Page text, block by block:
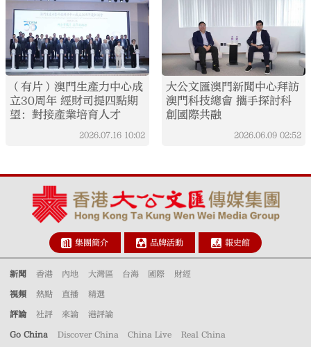
（有片）澳門生產力中心成
立30周年 經財司提四點期
望：對接產業培育人才
2026.07.16 10:02
大公文匯澳門新聞中心拜訪
澳門科技總會 攜手探討科
創國際共融
2026.06.09 02:52
集團簡介 品牌活動 報史館
新聞 香港 內地 大灣區 台海 國際 財經
視頻 熱點 直播 精選
評論 社評 來論 港評論
Go China Discover China China Live Real China